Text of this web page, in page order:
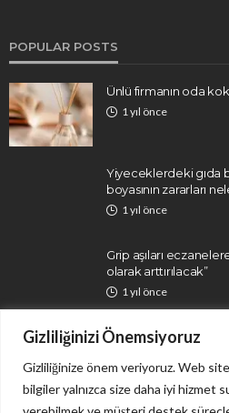
Gizliliğinizi Önemsiyoruz
Gizliliğinize önem veriyoruz. Web
bilgiler yalnızca size daha iyi hizmet
POPULAR POSTS
Ünlü firmanın oda
1 yıl önce
Yiyeceklerdeki gıda
boyasının zararları
1 yıl önce
Grip aşıları
olarak arttırılacak”
1 yıl önce